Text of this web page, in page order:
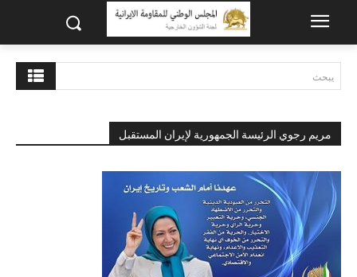
يبحث
مريم رجوي الرئيسة الجمهورية لإيران المستقبل